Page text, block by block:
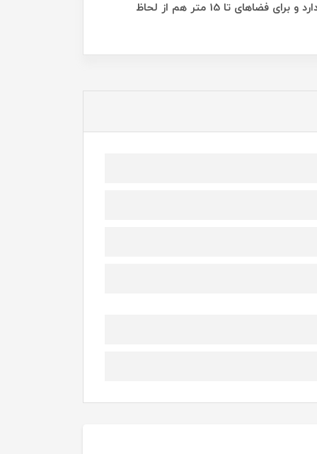
لوستر هلال تک شعله مربع از جنس چوب روس طبیعی با حباب شیشه ای می باشد .همچنین قابلیت تنظیم ارتفاع را دارد و برای فضاهای تا 15 متر هم از لحاظ